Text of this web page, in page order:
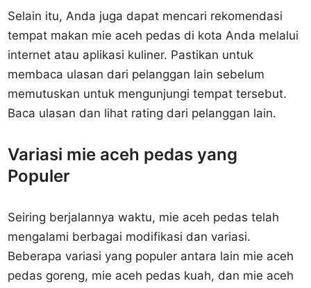
Selain itu, Anda juga dapat mencari rekomendasi
tempat makan mie aceh pedas di kota Anda melalui
internet atau aplikasi kuliner. Pastikan untuk
membaca ulasan dari pelanggan lain sebelum
memutuskan untuk mengunjungi tempat tersebut.
Baca ulasan dan lihat rating dari pelanggan lain.
Variasi mie aceh pedas yang
Populer
Seiring berjalannya waktu, mie aceh pedas telah
mengalami berbagai modifikasi dan variasi.
Beberapa variasi yang populer antara lain mie aceh
pedas goreng, mie aceh pedas kuah, dan mie aceh